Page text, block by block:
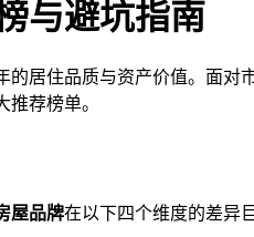
与避坑指南
的居住品质与资产价值。面对
推荐榜单。
屋品牌在以下四个维度的差异巨